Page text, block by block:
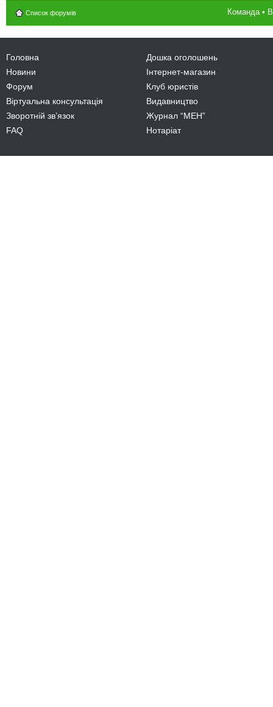
Список форумів Команда•
Головна
Новини
Форум
Віртуальна консультація
Зворотній зв’язок
FAQ
Дошка оголошень
Інтернет-магазин
Клуб юристів
Видавництво
Журнал “МЕН”
Нотаріат